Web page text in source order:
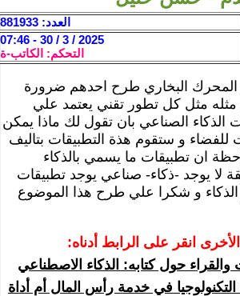
العدد: 881933
2025 / 3 / 30 - 07:46
التحكم: الكاتب-ة
المحرك البخاري طرح احدهم ضرورة
مثله مثل كل تطور تقني يعتمد علي
الذكاء الصناعي بان تقول لك ماذا يمكن
و ستقوم هذة التطبيقات بتاليف
ان تطبيقات ما يسمي بالذكاء
لا يوجد -ذكاء- صناعي يوجد تطبيقات
الذكاء و شكرا علي طرح هذا الموضوع
انقر على الرابط أدناه:
حول كتابه: الذكاء الاصطناعي
التكنولوجيا في خدمة رأس المال أم أداة